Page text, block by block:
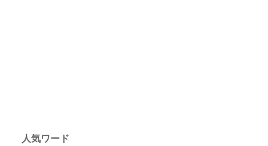
人気ワード